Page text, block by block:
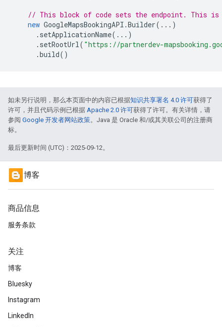
// This block of code sets the endpoint. This is
new GoogleMapsBookingAPI .Builder(...)
. setApplicationName(...)
. setRootUrl( "https://partnerdev-
.build()
如未另行说明，那么本页面中的内容已根据知识共享署名 4.0 许可获得了
许可，并且代码示例已根据 Apache 2.0 许可获得了许可。有关详情，请
参阅 Google 开发者网站政策。Java 是 Oracle 和/或其关联公司的注册商
标。
最后更新时间 (UTC)：2025-09-12。
博客
商品信息
服务条款
关注
博客
Bluesky
Instagram
LinkedIn